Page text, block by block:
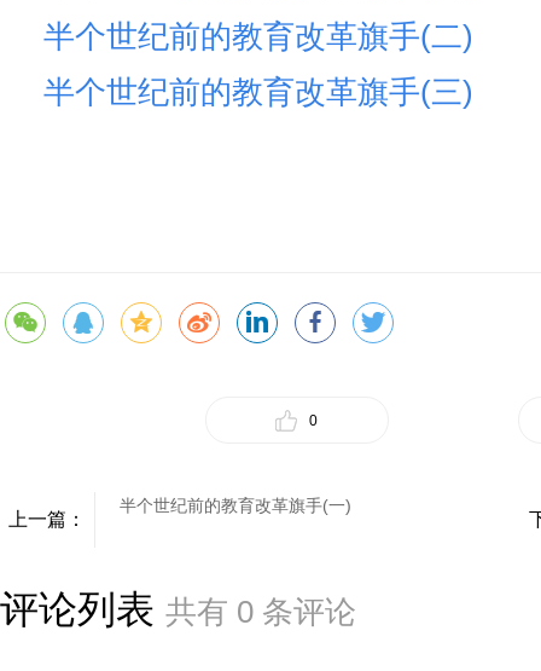
半个世纪前的教育改革旗手(二)
半个世纪前的教育改革旗手(三)
0
上一篇：
半个世纪前的教育改革旗手(一)
评论列表 共有 0 条评论